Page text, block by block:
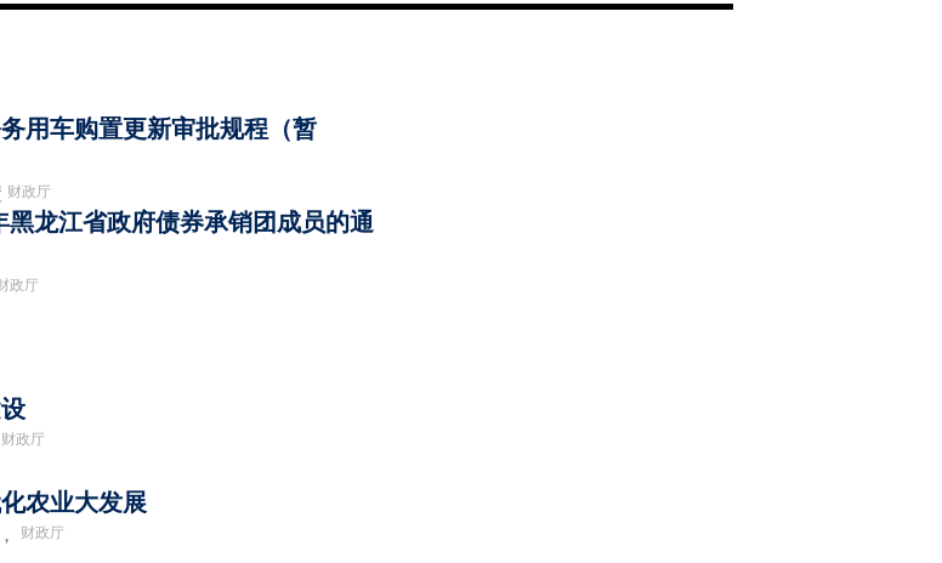
用车购置更新审批规程（暂
财政厅
黑龙江省政府债券承销团成员的通
政厅
财政厅
农业大发展
财政厅